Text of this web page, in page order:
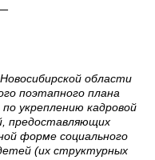
области
поэтапного плана
укреплению кадровой
предоставляющих
форме социального
(их структурных